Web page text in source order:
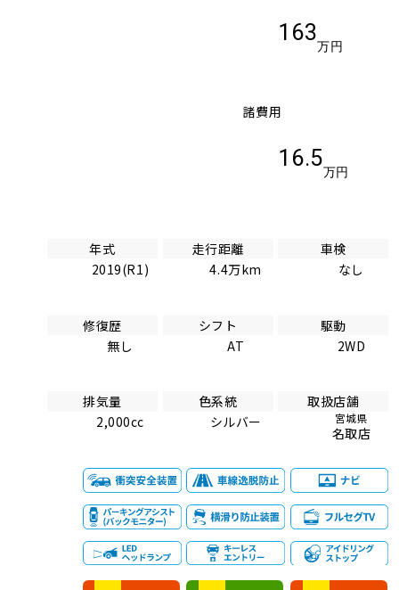
163
万円
諸費用
16.5
万円
年式
2019(R1)
走行距離
4.4万km
車検
なし
修復歴
無し
シフト
AT
駆動
2WD
排気量
2,000cc
色系統
シルバー
取扱店舗
宮城県
名取店